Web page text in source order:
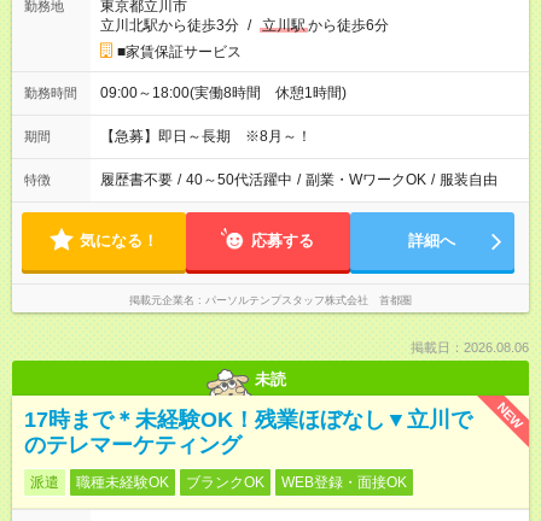
勤務地
東京都立川市
立川北駅から徒歩3分 / 立川駅から徒歩6分
■家賃保証サービス
勤務時間 09:00～18:00(実働8時間 休憩1時間)
期間 【急募】即日～長期 ※8月～！
特徴 履歴書不要 / 40～50代活躍中 / 副業・WワークOK / 服装自由
気になる！ 応募する 詳細へ
掲載元企業名 パーソルテンプスタッフ株式会社 首都圏
掲載日：2026.08.06
未読
NEW
17時まで＊未経験OK！残業ほぼなし▼立川で
のテレマーケティング
派遣 職種未経験OK ブランクOK WEB登録・面接OK